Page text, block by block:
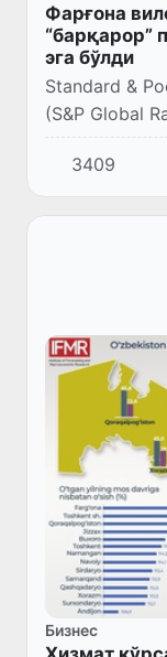
Фарғона
“барқарор”
эга бўлди
Standard &
(S&P Global
хорижий ва
муддатли
“Барқарор”
3409
Бизнес